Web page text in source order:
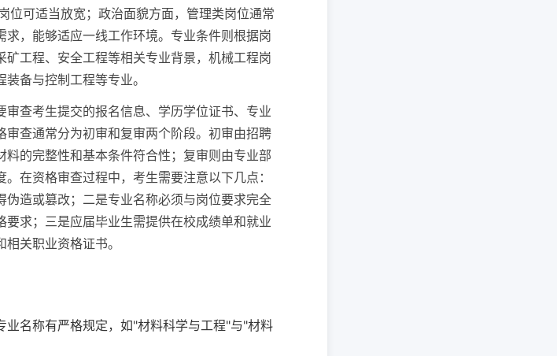
位可适当放宽；政治面貌方面，管理类岗位通常
，能够适应一线工作环境。专业条件则根据岗
工程、安全工程等相关专业背景，机械工程岗
备与控制工程等专业。
查考生提交的报名信息、学历学位证书、专业
查通常分为初审和复审两个阶段。初审由招聘
的完整性和基本条件符合性；复审则由专业部
在资格审查过程中，考生需要注意以下几点：
造或篡改；二是专业名称必须与岗位要求完全
求；三是应届毕业生需提供在校成绩单和就业
关职业资格证书。
名称有严格规定，如"材料科学与工程"与"材料